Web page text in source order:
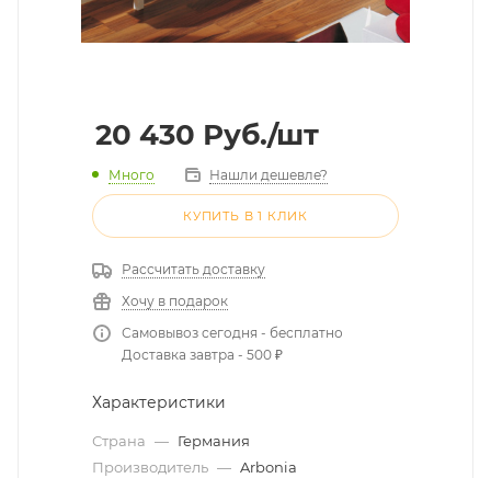
20 430 Руб./шт
Много Нашли дешевле?
КУПИТЬ В 1 КЛИК
Рассчитать доставку
Хочу в подарок
Самовывоз сегодня - бесплатно
Доставка завтра - 500 ₽
Характеристики
Страна — Германия
Производитель — Arbonia